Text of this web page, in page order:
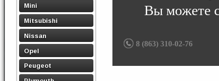
Mini
Mitsubishi
Nissan
Opel
Peugeot
Вы можете
8 (863) 310-02-76